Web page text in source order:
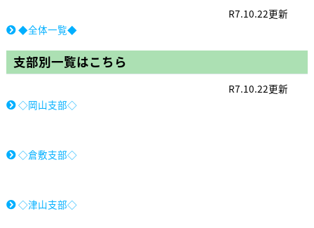
R7.10.22更新
◆全体一覧◆
支部別一覧はこちら
R7.10.22更新
◇岡山支部◇
◇倉敷支部◇
◇津山支部◇